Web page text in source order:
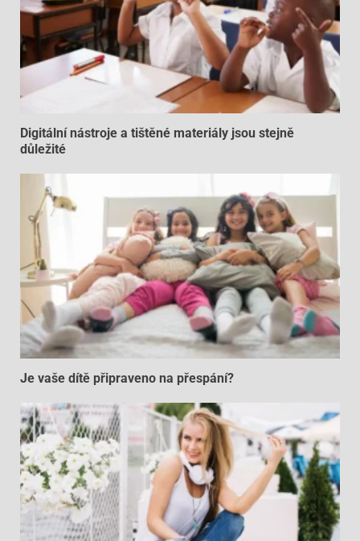
Digitální nástroje a tištěné materiály jsou stejně
důležité
Je vaše dítě připraveno na přespání?